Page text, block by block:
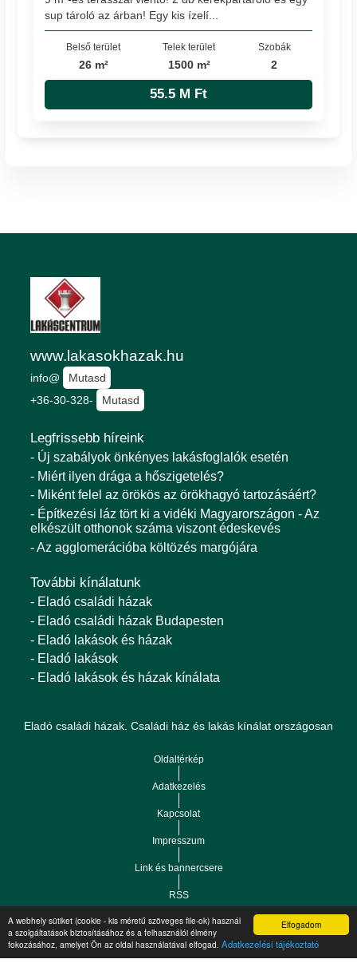
Elfogadom
A webhely sütiket (cookie - kis méretű szöveges file-ok) használ
a szolgáltatások biztosításához és a felhasználói élmény
fokozásához, amelyet Ön az oldal használatával elfogad. Adatkezelési tájékoztató
sup tároló az árban! Egy kis ízelí...
Belső terület
26 m²
Telek terület
1500 m²
Szobák
2
55.5 M Ft
www.lakasokhazak.hu
info@
Mutasd
+36-30-328-
Mutasd
Legfrissebb híreink
- Új szabályok önkényes lakásfoglalók esetén
- Miért ilyen drága a hőszigetelés?
- Miként felel az örökös az örökhagyó tartozásáért?
- Építkezési láz tört ki a vidéki Magyarországon - Az
elkészült otthonok száma viszont édeskevés
- Az agglomerációba költözés margójára
További kínálatunk
- Eladó családi házak
- Eladó családi házak Budapesten
- Eladó lakások és házak
- Eladó lakások
- Eladó lakások és házak kínálata
Eladó családi házak. Családi ház és lakás kínálat országosan
Oldaltérkép
Adatkezelés
Kapcsolat
Impresszum
Link és bannercsere
RSS
Copyright © 2021.Vár-Köz Kft. - Ingatlan nyilvántartó, ügyviteli és
adminisztrációs szoftver